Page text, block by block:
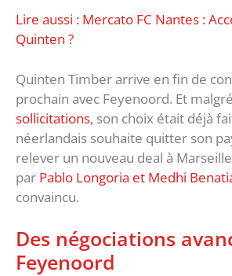
Lire aussi : Mercato FC Nantes :
Quinten ?
Quinten Timber arrive en fin de
prochain avec Feyenoord. Et malgré
sollicitations, son choix était déjà
néerlandais souhaite quitter son
relever un nouveau deal à
par Pablo Longoria et Medhi
convaincu.
Des négociations
Feyenoord